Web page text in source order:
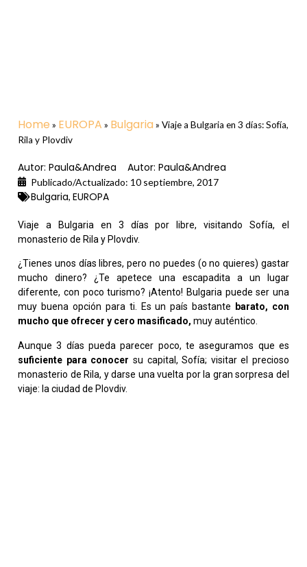
Home » EUROPA » Bulgaria » Viaje a Bulgaria en 3 días: Sofía,
Rila y Plovdiv
Autor: Paula&Andrea Autor: Paula&Andrea
Publicado/Actualizado: 10 septiembre, 2017
Bulgaria, EUROPA
Viaje a Bulgaria en 3 días por libre, visitando Sofía, el
monasterio de Rila y Plovdiv.
¿Tienes unos días libres, pero no puedes (o no quieres) gastar
mucho dinero? ¿Te apetece una escapadita a un lugar
diferente, con poco turismo? ¡Atento! Bulgaria puede ser una
muy buena opción para ti. Es un país bastante
barato, con
mucho que ofrecer y cero masificado, muy auténtico.
Aunque 3 días pueda parecer poco, te aseguramos que es
suficiente para conocer su capital, Sofía; visitar el precioso
monasterio de Rila, y darse una vuelta por la gran sorpresa del
viaje: la ciudad de Plovdiv.